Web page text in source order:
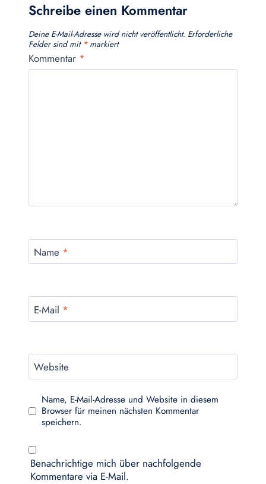
Schreibe einen Kommentar
Deine E-Mail-Adresse wird nicht veröffentlicht. Erforderliche
Felder sind mit *markiert
Kommentar *
Name *
E-Mail *
Website
Name, E-Mail-Adresse und Website in diesem
Browser für meinen nächsten Kommentar
speichern.
Benachrichtige mich über nachfolgende
Kommentare via E-Mail.